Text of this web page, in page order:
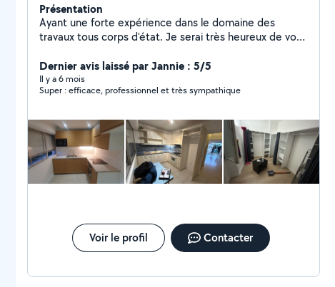
Présentation
Ayant une forte expérience dans le domaine des
travaux tous corps d'état. Je serai très heureux de vous
Dernier avis laissé par Jannie : 5/5
Il y a 6 mois
Super : efficace, professionnel et très sympathique
Voir le profil Contacter